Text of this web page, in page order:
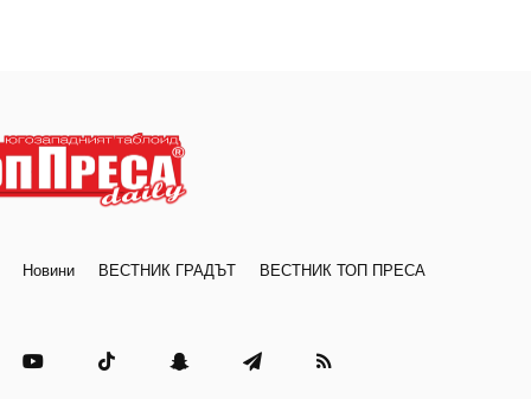
Новини ВЕСТНИК ГРАДЪТ ВЕСТНИК ТОП ПРЕСА